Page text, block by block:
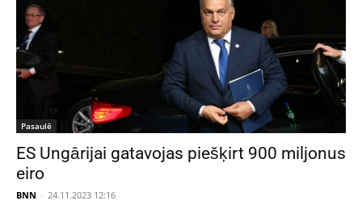
Pasaulē
ES Ungārijai gatavojas piešķirt 900 miljonus
eiro
BNN - 24.11.2023 12:16